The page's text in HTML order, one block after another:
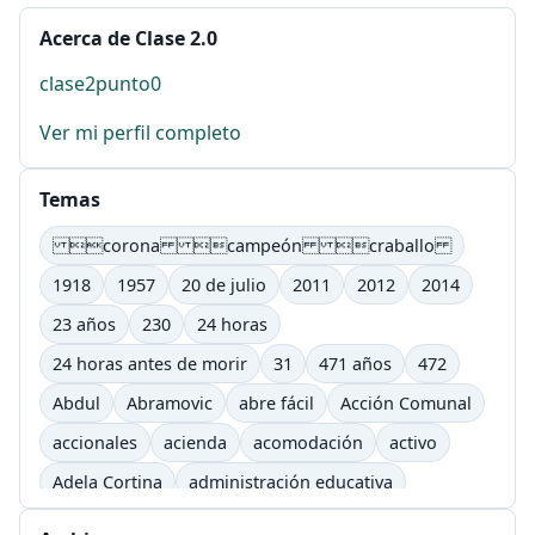
Acerca de Clase 2.0
clase2punto0
Ver mi perfil completo
Temas
corona campeón craballo
1918
1957 20 de julio 2011 2012
2014
23 años
230
24 horas
24 horas antes de morir
31 471 años
472
Abdul
Abramovic abre fácil
Acción Comunal
accionales
acienda acomodación
activo
Adela Cortina
administración educativa